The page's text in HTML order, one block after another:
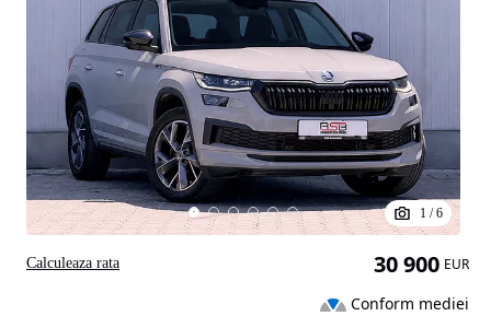
1 /6
30 900 EUR
Conform mediei
Calculeaza rata